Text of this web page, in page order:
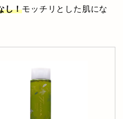
し！モッチリとした肌にな